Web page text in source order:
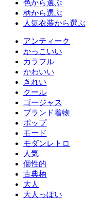
色から選ぶ
柄から選ぶ
人気衣装から選ぶ
アンティーク
かっこいい
カラフル
かわいい
きれい
クール
ゴージャス
ブランド着物
ポップ
モード
モダンレトロ
人気
個性的
古典柄
大人
大人っぽい